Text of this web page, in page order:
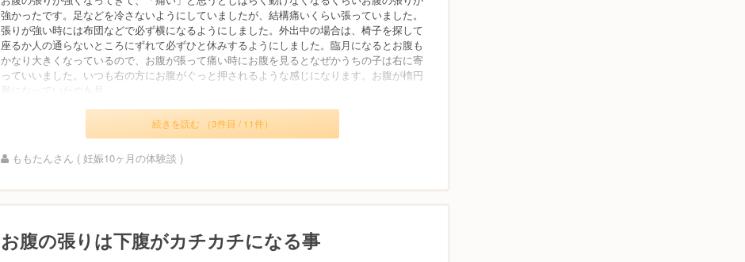
強かったです。足などを冷さないようにしていましたが、結構痛いくらい張っていました。
張りが強い時には布団などで必ず横になるようにしました。外出中の場合は、椅子を探して
座るか人の通らないところにずれて必ずひと休みするようにしました。臨月になるとお腹も
かなり大きくなっているので、お腹が張って痛い時にお腹を見るとなぜかうちの子は右に寄
っていいました。いつも右の方にお腹がぐっと押されるような感じになります。お腹が楕円
形になっていたのを見...
続きを読む （3件目 / 11件）
ももたんさん ( 妊娠10ヶ月の体験談 )
お腹の張りは下腹がカチカチになる事